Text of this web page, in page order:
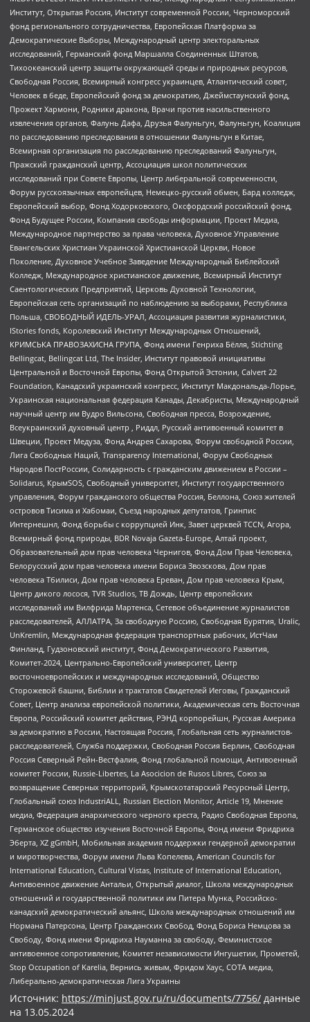
Институт, Открытая Россия, Институт современной России, Черноморский
фонд регионального сотрудничества, Европейская Платформа за
Демократические Выборы, Международный центр электоральных
исследований, Германский фонд Маршалла Соединенных Штатов,
Тихоокеанский центр защиты окружающей среды и природных ресурсов,
Свободная Россия, Всемирный конгресс украинцев, Атлантический совет,
Человек в беде, Европейский фонд за демократию, Джеймстаунский фонд,
Прожект Хармони, Родники дракона, Врачи против насильственного
извлечения органов, Фалунь Дафа, Друзья Фалуньгун, Фалуньгун, Коалиция
по расследованию преследования в отношении Фалуньгун в Китае,
Всемирная организация по расследованию преследований Фалуньгун,
Пражский гражданский центр, Ассоциация школ политических
исследований при Совете Европы, Центр либеральной современности,
Форум русскоязычных европейцев, Немецко-русский обмен, Бард колледж,
Европейский выбор, Фонд Ходорковского, Оксфордский российский фонд,
Фонд Будущее России, Компания свободы информации, Проект Медиа,
Международное партнерство за права человека, Духовное Управление
Евангельских Христиан Украинской Христианской Церкви, Новое
Поколение, Духовное Учебное Заведение Международный Библейский
Колледж, Международное христианское движение, Всемирный Институт
Саентологических Предприятий, Церковь Духовной Технологии,
Европейская сеть организаций по наблюдению за выборами, Республика
Польша, СВОБОДНЫЙ ИДЕЛЬ-УРАЛ, Ассоциация развития журналистики,
IStories fonds, Королевский Институт Международных Отношений,
КРИМСЬКА ПРАВОЗАХИСНА ГРУПА, Фонд имени Генриха Бёлля, Stichting
Bellingcat, Bellingcat Ltd, The Insider, Институт правовой инициативы
Центральной и Восточной Европы, Фонд Открытой Эстонии, Calvert 22
Foundation, Канадский украинский конгресс, Институт Макдональда-Лорье,
Украинская национальная федерация Канады, Декабристы, Международный
научный центр им Вудро Вильсона, Свободная пресса, Возрождение,
Всеукраинский духовный центр , Риддл, Русский антивоенный комитет в
Швеции, Проект Медуза, Фонд Андрея Сахарова, Форум свободной России,
Лига Свободных Наций, Transparеncy International, Форум Свободных
Народов ПостРоссии, Солидарность с гражданским движением в России –
Solidarus, КрымSOS, Свободный университет, Институт государственного
управления, Форум гражданского общества Россия, Беллона, Союз жителей
островов Тисима и Хабомаи, Съезд народных депутатов, Гринпис
Интернешнл, Фонд борьбы с коррупцией Инк, Завет церквей TCCN, Агора,
Всемирный фонд природы, BDR Novaja Gazeta-Europe, Алтай проект,
Образовательный дом прав человека Чернигов, Фонд Дом Прав Человека,
Белорусский дом прав человека имени Бориса Звозскова, Дом прав
человека Тбилиси, Дом прав человека Ереван, Дом прав человека Крым,
Центр дикого лосося, TVR Studios, ТВ Дождь, Центр европейских
исследований им Вилфрида Мартенса, Сетевое объединение журналистов
расследователей, АЛЛАТРА, За свободную Россию, Свободная Бурятия, Uralic,
UnKremlin, Международная федерация транспортных рабочих, ИстЧам
Финланд, Гудзоновский институт, Фонд Демократического Развития,
Комитет-2024, Центрально-Европейский университет, Центр
восточноевропейских и международных исследований, Общество
Сторожевой башни, Библии и трактатов Свидетелей Иеговы, Гражданский
Совет, Центр анализа европейской политики, Академическая сеть Восточная
Европа, Российский комитет действия, РЭНД корпорейшн, Русская Америка
за демократию в России, Настоящая Россия, Глобальная сеть журналистов-
расследователей, Служба поддержки, Свободная Россия Берлин, Свободная
Россия Северный Рейн-Вестфалия, Фонд глобальной помощи, Антивоенный
комитет России, Russie-Libertes, La Asocicion de Rusos Libres, Союз за
возвращение Северных территорий, Крымскотатарский Ресурсный Центр,
Глобальный союз IndustriALL, Russian Election Monitor, Article 19, Мнение
медиа, Федерация анархического черного креста, Радио Свободная Европа,
Германское общество изучения Восточной Европы, Фонд имени Фридриха
Эберта, XZ gGmbH, Мобильная академия поддержки гендерной демократии
и миротворчества, Форум имени Льва Копелева, American Councils for
International Education, Cultural Vistas, Institute of International Education,
Антивоенное движение Антальи, Открытый диалог, Школа международных
отношений и государственной политики им Питера Мунка, Российско-
канадский демократический альянс, Школа международных отношений им
Нормана Патерсона, Центр Гражданских Свобод, Фонд Бориса Немцова за
Свободу, Фонд имени Фридриха Науманна за свободу, Феминистское
антивоенное сопротивление, Комитет независимости Ингушетии, Прометей,
Stop Occupation of Karelia, Вернись живым, Фридом Хаус, СОТА медиа,
Либерально-демократическая Лига Украины
Источник: https://minjust.gov.ru/ru/documents/7756/ данные
на 13.05.2024